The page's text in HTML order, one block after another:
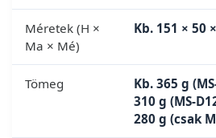
Méretek (H ×
Ma × Mé)
Kb. 151 × 50
Tömeg
Kb. 365 g
310 g (MS-
280 g (csak